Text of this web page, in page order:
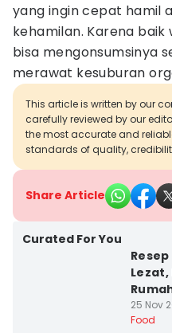
yang ingin cepat hamil
kehamilan. Karena
bisa mengonsumsinya
merawat kesuburan
This article is written by our
carefully reviewed by our
the most accurate and
standards of quality,
Share Article
Curated For You
Lezat,
25 Nov
Food